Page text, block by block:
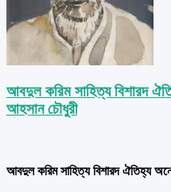
আবদুল করিম সাহিত্য বিশারদ
আহসান চৌধুরী
আবদুল করিম সাহিত্য বিশারদ ঐতিহ্য